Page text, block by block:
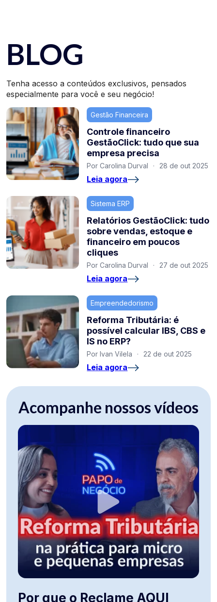
BLOG
Tenha acesso a conteúdos exclusivos, pensados
especialmente para você e seu negócio!
Gestão Financeira
Controle financeiro
GestãoClick: tudo que sua
empresa precisa
Por Carolina Durval · 28 de out 2025
Leia agora
Sistema ERP
Relatórios GestãoClick: tudo
sobre vendas, estoque e
financeiro em poucos
cliques
Por Carolina Durval · 27 de out 2025
Leia agora
Empreendedorismo
Reforma Tributária: é
possível calcular IBS, CBS e
IS no ERP?
Por Ivan Vilela · 22 de out 2025
Leia agora
Acompanhe nossos vídeos
Por que o Reclame AQUI